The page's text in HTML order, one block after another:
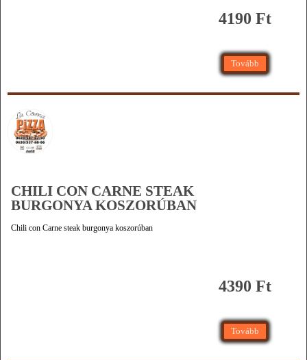
4190 Ft
Tovább
CHILI CON CARNE STEAK
BURGONYA KOSZORÚBAN
Chili con Carne steak burgonya koszorúban
4390 Ft
Tovább